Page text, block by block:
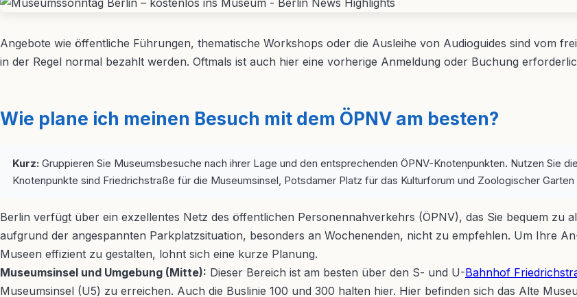
Angebote wie öffentliche Führungen, thematische Workshops oder die Ausleihe von Audioguides sind vom
in der Regel normal bezahlt werden. Oftmals ist auch hier eine vorherige Anmeldung oder Buchung
Wie plane ich meinen Besuch mit dem ÖPNV am besten?
Kurz: Gruppieren Sie Museumsbesuche nach ihrer Lage und den entsprechenden ÖPNV-Knotenpunkten. Nutzen Sie
Knotenpunkte sind Friedrichstraße für die Museumsinsel, Potsdamer Platz für das Kulturforum und Zoologischer
Berlin verfügt über ein exzellentes Netz des öffentlichen Personennahverkehrs (ÖPNV), das Sie bequem zu
aufgrund der angespannten Parkplatzsituation, besonders an Wochenenden, nicht zu empfehlen. Um Ihre
Museen effizient zu gestalten, lohnt sich eine kurze Planung.
Museumsinsel und Umgebung (Mitte): Dieser Bereich ist am besten über den S- und U-Bahnhof
Museumsinsel (U5) zu erreichen. Auch die Buslinie 100 und 300 halten hier. Hier befinden sich das Alte